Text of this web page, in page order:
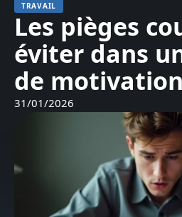
TRAVAIL
Les pièges
éviter dans
de motivation
31/01/2026